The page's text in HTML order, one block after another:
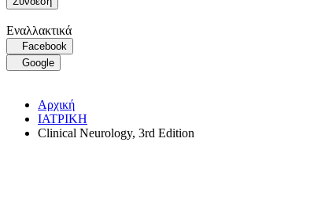
Εναλλακτικά
Facebook
Google
Αρχική
ΙΑΤΡΙΚΗ
Clinical Neurology, 3rd Edition